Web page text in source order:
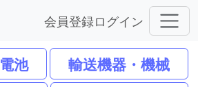
会員登録ログイン
電池
輸送機器・機械